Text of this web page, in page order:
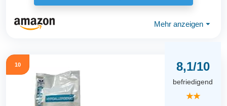
Mehr anzeigen ⏷
10 8,1/10
befriedigend
★★